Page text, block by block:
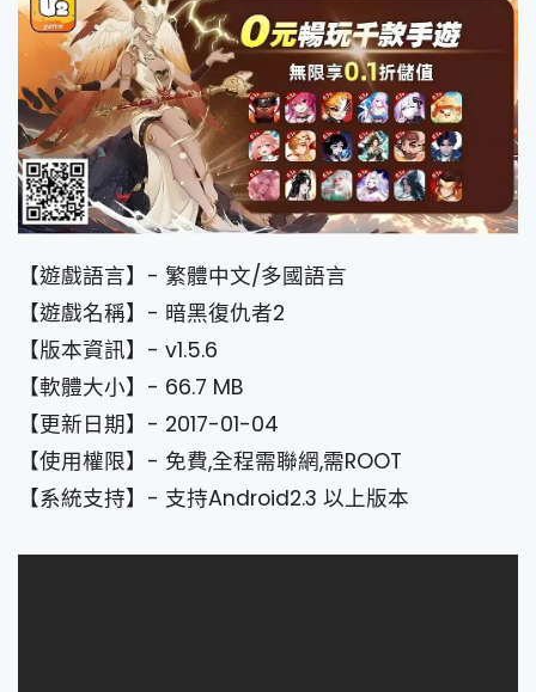
【遊戲語言】- 繁體中文/多國語言
【遊戲名稱】- 暗黑復仇者2
【版本資訊】- v1.5.6
【軟體大小】- 66.7 MB
【更新日期】- 2017-01-04
【使用權限】- 免費,全程需聯網,需ROOT
【系統支持】- 支持Android2.3 以上版本